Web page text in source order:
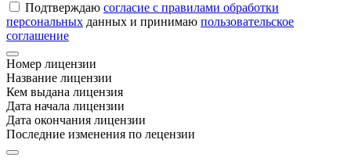
Подтверждаю согласие с правилами обработки
персональных данных и принимаю пользовательское
соглашение
Номер лицензии
Название лицензии
Кем выдана лицензия
Дата начала лицензии
Дата окончания лицензии
Последние изменения по лецензии